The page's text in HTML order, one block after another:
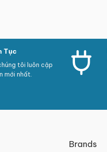
Tục
tôi luôn cập
mới nhất.
Brands